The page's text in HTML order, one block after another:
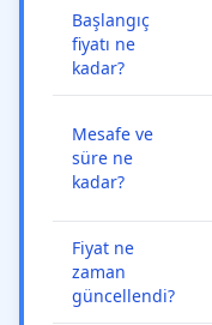
Başlangıç
fiyatı ne
kadar?
Mesafe ve
süre ne
kadar?
Fiyat ne
zaman
güncellendi?